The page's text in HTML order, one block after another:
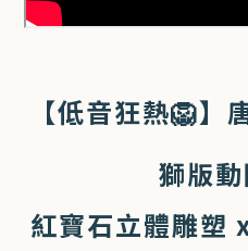
【低音狂熱🦁】
獅版
紅寶石立體雕塑